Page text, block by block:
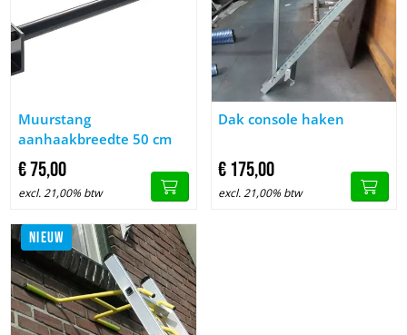
Afbeelding Muurstang aanhaakbreedte 50 cm
Muurstang
aanhaakbreedte 50 cm
€75,00
excl. 21,00% btw
Afbeelding Dak console haken
Dak console haken
€175,00
excl. 21,00% btw
NIEUW